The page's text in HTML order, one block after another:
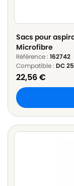
Sacs pour
Microfibre
Référence : 162742
Compatible : DC 25
22,56€